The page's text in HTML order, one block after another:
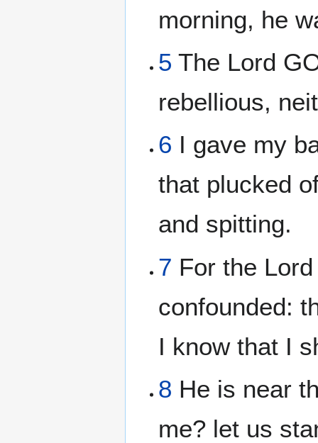
morning, he
5 The Lord
rebellious,
6 I gave my
that plucked
and spitting.
7 For the
confounded:
I know that I
8 He is near
me? let us